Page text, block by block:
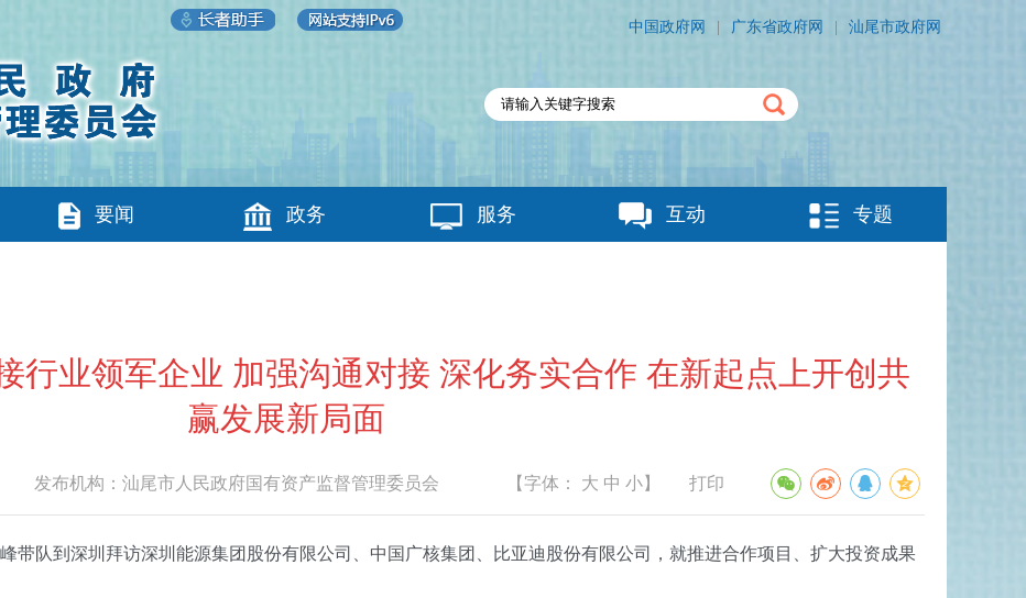
汕尾市政府网
广东省政府网
中国政府网
要闻 政务 服务 互动 专题
行业领军企业 加强沟通对接 深化务实合作 在新起点上开创共
赢发展新局面
发布机构： 汕尾市人民政府国有资产监督管理委员会 【字体： 大 中 小】 打印
队到深圳拜访深圳能源集团股份有限公司、中国广核集团、比亚迪股份有限公司，就推进合作项目、扩大投资成果